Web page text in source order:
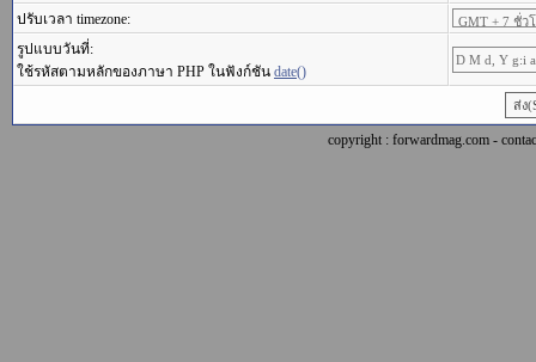
ปรับเวลา timezone:
รูปแบบวันที่:
ใช้รหัสตามหลักของภาษา PHP ในฟังก์ชัน date()
copyright : forwardmag.com -